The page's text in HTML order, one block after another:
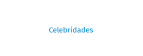
Celebridades